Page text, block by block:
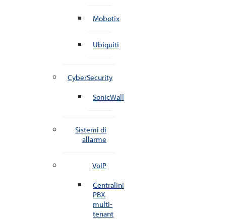
Mobotix
Ubiquiti
CyberSecurity
SonicWall
Sistemi di
allarme
VoIP
Centralini
PBX
multi-
tenant